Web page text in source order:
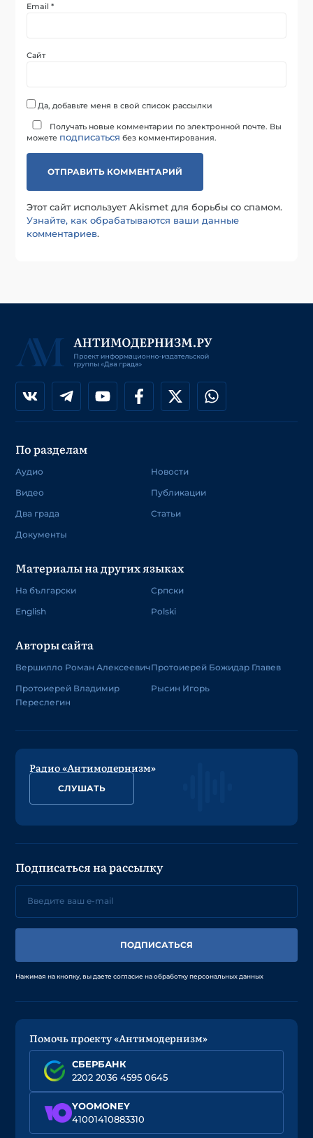
Email*
Сайт
Да, добавьте меня в свой список рассылки
Получать новые комментарии по электронной почте. Вы
можете подписаться без комментирования.
Этот сайт использует Akismet для борьбы со спамом.
Узнайте, как обрабатываются ваши данные
комментариев.
По разделам
Аудио
Видео
Два града
Документы
Новости
Публикации
Статьи
Материалы на других языках
На български
English
Српски
Polski
Авторы сайта
Вершилло Роман Алексеевич
Протоиерей Владимир
Переслегин
Протоиерей Божидар Главев
Рысин Игорь
Радио «Антимодернизм»
СЛУШАТЬ
Подписаться на рассылку
ПОДПИСАТЬСЯ
Нажимая на кнопку, вы даете согласие на обработку персональных данных
Помочь проекту «Антимодернизм»
СБЕРБАНК
2202 2036 4595 0645
YOOMONEY
41001410883310